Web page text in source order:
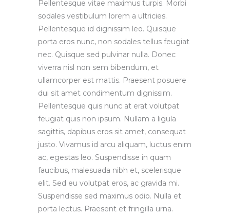
Pellentesque vitae maximus turpis. Morbi
sodales vestibulum lorem a ultricies.
Pellentesque id dignissim leo. Quisque
porta eros nunc, non sodales tellus feugiat
nec. Quisque sed pulvinar nulla. Donec
viverra nisl non sem bibendum, et
ullamcorper est mattis. Praesent posuere
dui sit amet condimentum dignissim.
Pellentesque quis nunc at erat volutpat
feugiat quis non ipsum. Nullam a ligula
sagittis, dapibus eros sit amet, consequat
justo. Vivamus id arcu aliquam, luctus enim
ac, egestas leo. Suspendisse in quam
faucibus, malesuada nibh et, scelerisque
elit. Sed eu volutpat eros, ac gravida mi.
Suspendisse sed maximus odio. Nulla et
porta lectus. Praesent et fringilla urna.